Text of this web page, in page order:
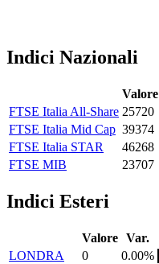
Indici Nazionali
Valore
FTSE Italia All-Share 25720
FTSE Italia Mid Cap 39374
FTSE Italia STAR
46268
FTSE MIB
23707
Indici Esteri
Valore Var.
LONDRA
0
0.00%